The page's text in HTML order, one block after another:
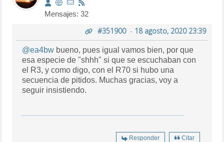
Mensajes: 32
#351900- 18 agosto, 2020 23:39
@ea4bw bueno, pues igual vamos bien, por que
esa especie de "shhh" si que se escuchaban con
el R3, y como digo, con el R70 si hubo una
secuencia de pitidos. Muchas gracias, voy a
seguir insistiendo.
Responder Citar